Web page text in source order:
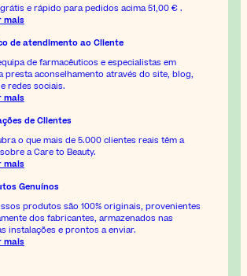
e rápido para pedidos acima51,00 € .
mais
de atendimento ao Cliente
de farmacêuticos e especialistas em
presta aconselhamento através do site, blog,
redes sociais.
mais
de Clientes
o que mais de 5.000 clientes reais têm a
a Care to Beauty.
mais
Genuínos
produtos são 100% originais, provenientes
dos fabricantes, armazenados nas
instalações e prontos a enviar.
mais